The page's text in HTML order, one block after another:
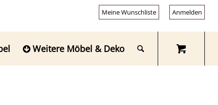
Meine Wunschliste Anmelden
Weitere Möbel & Deko